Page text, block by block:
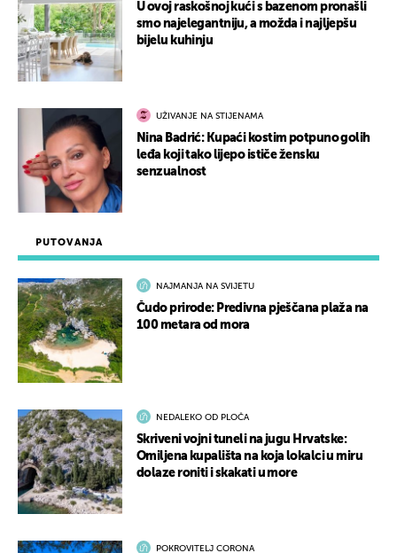
PUTOVANJA
NAJMANJA NA SVIJETU
Čudo prirode: Predivna pješčana plaža na
100 metara od mora
NEDALEKO OD PLOČA
Skriveni vojni tuneli na jugu Hrvatske:
Omiljena kupališta na koja lokalci u miru
dolaze roniti i skakati u more
POKROVITELJ CORONA
U ovoj raskošnoj kući s bazenom pronašli
smo najelegantniju, a možda i najljepšu
bijelu kuhinju
UŽIVANJE NA STIJENAMA
Nina Badrić: Kupaći kostim potpuno golih
leđa koji tako lijepo ističe žensku
senzualnost